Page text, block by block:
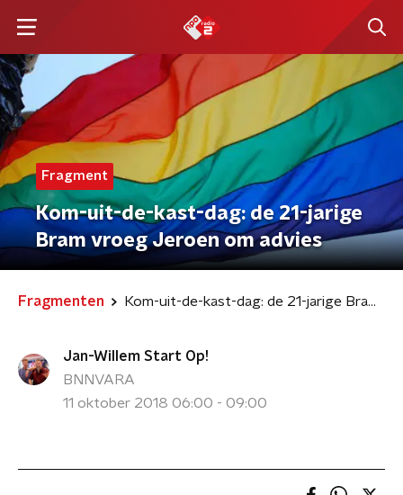
Fragment
Kom-uit-de-kast-dag: de 21-jarige
Bram vroeg Jeroen om advies
Fragmenten Kom-uit-de-kast-dag: de 21-jarige Bram vroeg Jeroen om advies
Jan-Willem Start Op!
BNNVARA
11 oktober 2018 06:00 - 09:00